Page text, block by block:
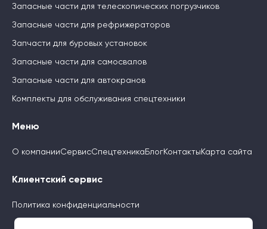
Запасные части для телескопических погрузчиков
Запасные части для рефрижераторов
Запчасти для буровых установок
Запасные части для самосвалов
Запасные части для автокранов
Комплекты для обслуживания спецтехники
Меню
О компанииСервисСпецтехника БлогКонтакты Карта сайта
Клиентский сервис
Политика конфиденциальности